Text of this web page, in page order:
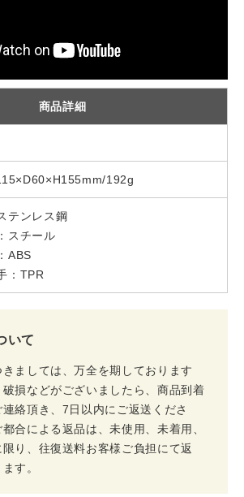
商品詳細
192g
テンレス鋼
スチール
ABS
：TPR
いて
ましては、万全を期しております
損などがございましたら、商品到着
絡頂き、7日以内にご返送くださ
合による返品は、未使用、未着用、
り、往復送料お客様ご負担にて返
ります。